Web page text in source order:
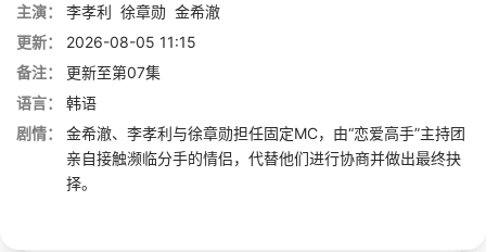
主演：
李孝利 徐章勋 金希澈
更新：
2026-08-05 11:15
备注：
更新至第07集
语言：
韩语
剧情：
金希澈、李孝利与徐章勋担任固定MC，由“恋爱高手”主持团
亲自接触濒临分手的情侣，代替他们进行协商并做出最终抉
择。